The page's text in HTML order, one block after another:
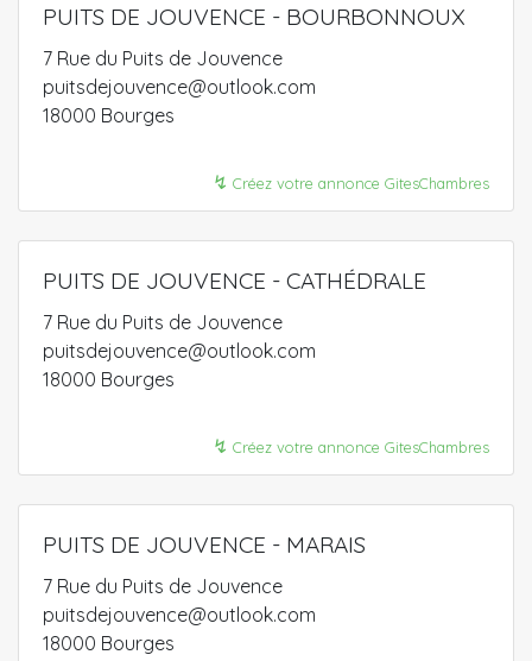
PUITS DE JOUVENCE - BOURBONNOUX
7 Rue du Puits de Jouvence
puitsdejouvence@outlook.com
18000 Bourges
↯ Créez votre annonce GitesChambres
PUITS DE JOUVENCE - CATHÉDRALE
7 Rue du Puits de Jouvence
puitsdejouvence@outlook.com
18000 Bourges
↯ Créez votre annonce GitesChambres
PUITS DE JOUVENCE - MARAIS
7 Rue du Puits de Jouvence
puitsdejouvence@outlook.com
18000 Bourges